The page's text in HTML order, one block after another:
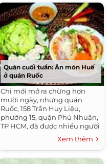
Quán cuối tuần: Ăn món Huế
ở quán Ruốc
Chỉ mới mở ra chừng hơn
mười ngày, nhưng quán
Ruốc, 158 Trần Huy Liệu,
phường 15, quận Phú Nhuận,
TP HCM, đã được nhiều người
sành ăn món Huế tìm đến.
Bởi vì theo họ món ăn ở đây
đúng là Huế.
Xem thêm